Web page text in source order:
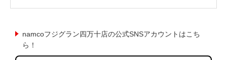
namcoフジグラン四万十店の公式SNSアカウントはこち
ら！